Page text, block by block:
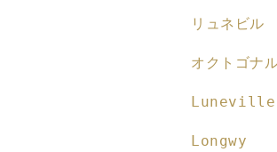
リュネビル
オクトゴナ
Luneville
Longwy